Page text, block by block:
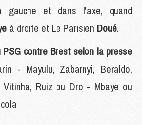
gauche et dans l'axe, quand
à droite et Le Parisien Doué.
PSG contre Brest selon la presse
- Mayulu, Zabarnyi, Beraldo,
Vitinha, Ruiz ou Dro - Mbaye ou